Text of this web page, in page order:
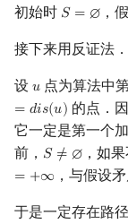
初始时 𝑆 = ∅
S=∅ ，
接下来用反证法．
设 𝑢
u 点为算法中
= 𝑑𝑖𝑠(𝑢) 的点．
它一定是第一个
前， 𝑆 ≠ ∅
S≠∅ ，如
= +∞ ，与假设矛
于是一定存在路径